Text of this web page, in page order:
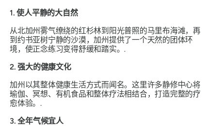
1. 使人平静的大自然
从北加州雾气缭绕的红杉林到阳光普照的马里布海滩，再
到约书亚树宁静的沙漠，加州提供了一个天然的团体环
境，使正念练习变得舒缓和踏实。.
2. 强大的健康文化
加州以其整体健康生活方式而闻名。这里许多静修中心将
瑜伽、冥想、有机食品和整体疗法相结合，打造完整的疗
愈体验。.
3. 全年气候宜人